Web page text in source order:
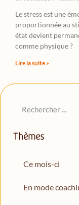
Le stress est une
proportionnée au
état devient
comme physique ?
Lire la suite »
Thèmes
Ce mois-ci
En mode